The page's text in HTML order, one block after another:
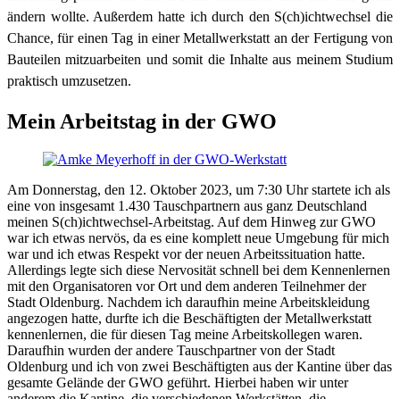
ändern wollte. Außerdem hatte ich durch den S(ch)ichtwechsel die
Chance, für einen Tag in einer Metallwerkstatt an der Fertigung von
Bauteilen mitzuarbeiten und somit die Inhalte aus meinem Studium
praktisch umzusetzen.
Mein Arbeitstag in der GWO
Am Donnerstag, den 12. Oktober 2023, um 7:30 Uhr startete ich als
eine von insgesamt 1.430 Tauschpartnern aus ganz Deutschland
meinen S(ch)ichtwechsel-Arbeitstag. Auf dem Hinweg zur GWO
war ich etwas nervös, da es eine komplett neue Umgebung für mich
war und ich etwas Respekt vor der neuen Arbeitssituation hatte.
Allerdings legte sich diese Nervosität schnell bei dem Kennenlernen
mit den Organisatoren vor Ort und dem anderen Teilnehmer der
Stadt Oldenburg. Nachdem ich daraufhin meine Arbeitskleidung
angezogen hatte, durfte ich die Beschäftigten der Metallwerkstatt
kennenlernen, die für diesen Tag meine Arbeitskollegen waren.
Daraufhin wurden der andere Tauschpartner von der Stadt
Oldenburg und ich von zwei Beschäftigten aus der Kantine über das
gesamte Gelände der GWO geführt. Hierbei haben wir unter